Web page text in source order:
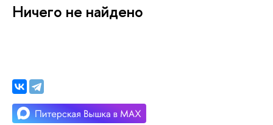
Ничего не найдено